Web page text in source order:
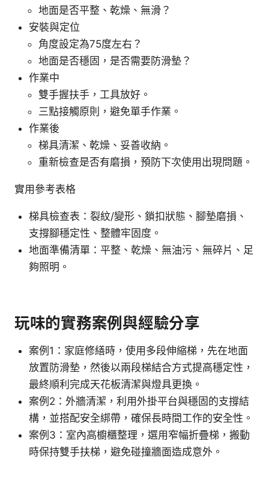
地面是否平整、乾燥、無滑？
安裝與定位
角度設定為75度左右？
地面是否穩固，是否需要防滑墊？
作業中
雙手握扶手，工具放好。
三點接觸原則，避免單手作業。
作業後
梯具清潔、乾燥、妥善收納。
重新檢查是否有磨損，預防下次使用出現問題。
實用參考表格
梯具檢查表：裂紋/變形、鎖扣狀態、腳墊磨損、
支撐腳穩定性、整體牢固度。
地面準備清單：平整、乾燥、無油污、無碎片、足
夠照明。
玩味的實務案例與經驗分享
案例1：家庭修繕時，使用多段伸縮梯，先在地面
放置防滑墊，然後以兩段梯結合方式提高穩定性，
最終順利完成天花板清潔與燈具更換。
案例2：外牆清潔，利用外掛平台與穩固的支撐結
構，並搭配安全綁帶，確保長時間工作的安全性。
案例3：室內高櫥櫃整理，選用窄幅折疊梯，搬動
時保持雙手扶梯，避免碰撞牆面造成意外。